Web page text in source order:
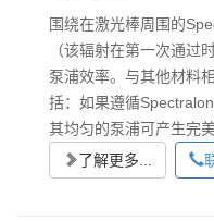
围绕在激光棒周围的
（该辐射在第一次通过
泵浦效率。与其他材料
括：如果遵循
其均匀的泵浦可产生完
了解更多...